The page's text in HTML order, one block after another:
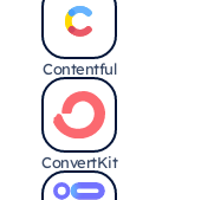
Contentful
ConvertKit